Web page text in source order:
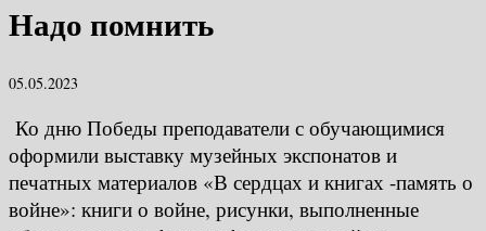
Надо помнить
05.05.2023
Ко дню Победы преподаватели с обучающимися
оформили выставку музейных экспонатов и
печатных материалов «В сердцах и книгах -память о
войне»: книги о войне, рисунки, выполненные